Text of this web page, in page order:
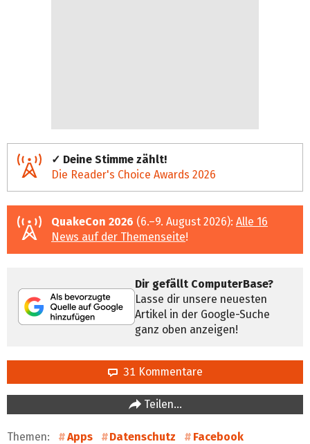
✓ Deine Stimme zählt!
Die Reader's Choice Awards 2026
QuakeCon 2026 (6.–9. August 2026): Alle 16
News auf der Themenseite!
Dir gefällt ComputerBase?
Lasse dir unsere neuesten
Artikel in der Google-Suche
ganz oben anzeigen!
31 Kommentare
Teilen…
Themen: Apps Datenschutz
Facebook